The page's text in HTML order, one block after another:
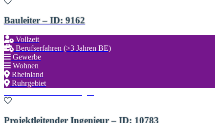
Bauleiter – ID: 9162
Vollzeit
Berufserfahren (>3 Jahren BE)
Gewerbe
Wohnen
Rheinland
Ruhrgebiet
Projektleitender Ingenieur – ID: 10783